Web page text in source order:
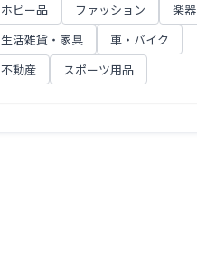
ホビー品
ファッション
楽器
生活雑貨・家具
車・バイク
不動産
スポーツ用品